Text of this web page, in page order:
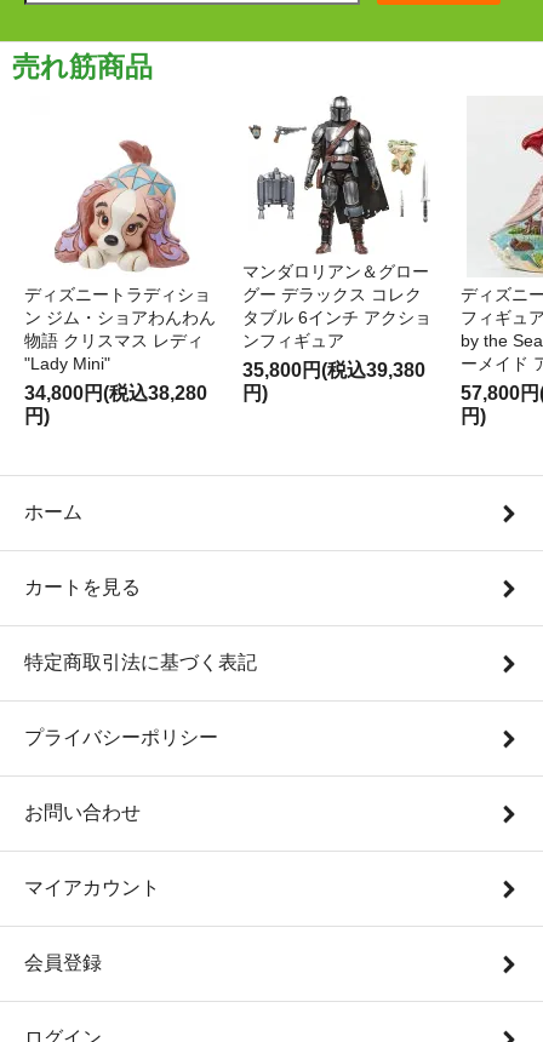
売れ筋商品
ディズニートラディショ
ン ジム・ショアわんわん
物語 クリスマス レディ
"Lady Mini"
34,800円(税込38,280
円)
マンダロリアン＆グロー
グー デラックス コレク
タブル 6インチ アクショ
ンフィギュア
35,800円(税込39,380
円)
ディズニ
フィギュ
by the
ーメイド
57,800
円)
ホーム
カートを見る
特定商取引法に基づく表記
プライバシーポリシー
お問い合わせ
マイアカウント
会員登録